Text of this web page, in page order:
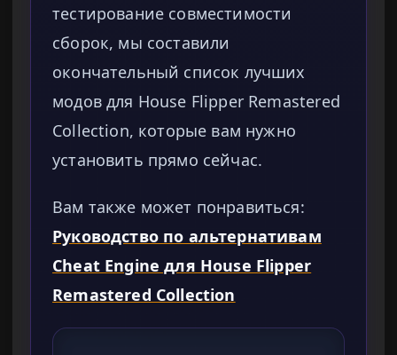
тестирование совместимости
сборок, мы составили
окончательный список лучших
модов для House Flipper Remastered
Collection, которые вам нужно
установить прямо сейчас.
Вам также может понравиться:
Руководство по альтернативам
Cheat Engine для House Flipper
Remastered Collection